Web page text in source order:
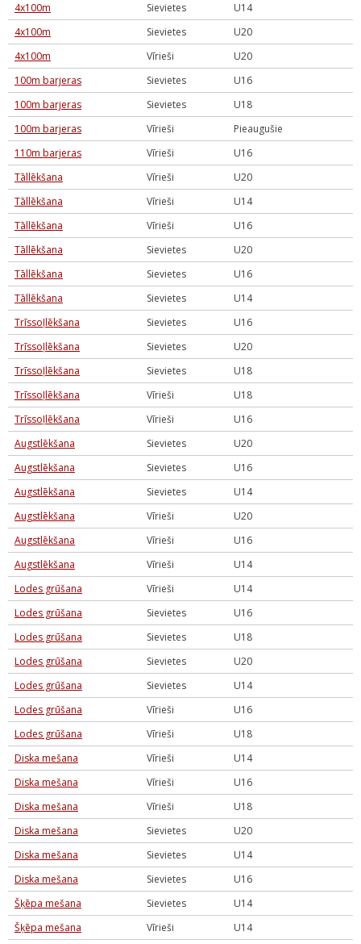
4x100m
Sievietes
U14
4x100m
Sievietes
U20
4x100m
Vīrieši
U20
100m barjeras
Sievietes
U16
100m barjeras
Sievietes
U18
100m barjeras
Vīrieši
Pieaugušie
110m barjeras
Vīrieši
U16
Tāllēkšana
Vīrieši
U20
Tāllēkšana
Vīrieši
U14
Tāllēkšana
Vīrieši
U16
Tāllēkšana
Sievietes
U20
Tāllēkšana
Sievietes
U16
Tāllēkšana
Sievietes
U14
Trīssoļlēkšana
Sievietes
U16
Trīssoļlēkšana
Sievietes
U20
Trīssoļlēkšana
Sievietes
U18
Trīssoļlēkšana
Vīrieši
U18
Trīssoļlēkšana
Vīrieši
U16
Augstlēkšana
Sievietes
U20
Augstlēkšana
Sievietes
U16
Augstlēkšana
Sievietes
U14
Augstlēkšana
Vīrieši
U20
Augstlēkšana
Vīrieši
U16
Augstlēkšana
Vīrieši
U14
Lodes grūšana
Vīrieši
U14
Lodes grūšana
Sievietes
U16
Lodes grūšana
Sievietes
U18
Lodes grūšana
Sievietes
U20
Lodes grūšana
Sievietes
U14
Lodes grūšana
Vīrieši
U16
Lodes grūšana
Vīrieši
U18
Diska mešana
Vīrieši
U14
Diska mešana
Vīrieši
U16
Diska mešana
Vīrieši
U18
Diska mešana
Sievietes
U20
Diska mešana
Sievietes
U14
Diska mešana
Sievietes
U16
Šķēpa mešana
Sievietes
U14
Šķēpa mešana
Vīrieši
U14